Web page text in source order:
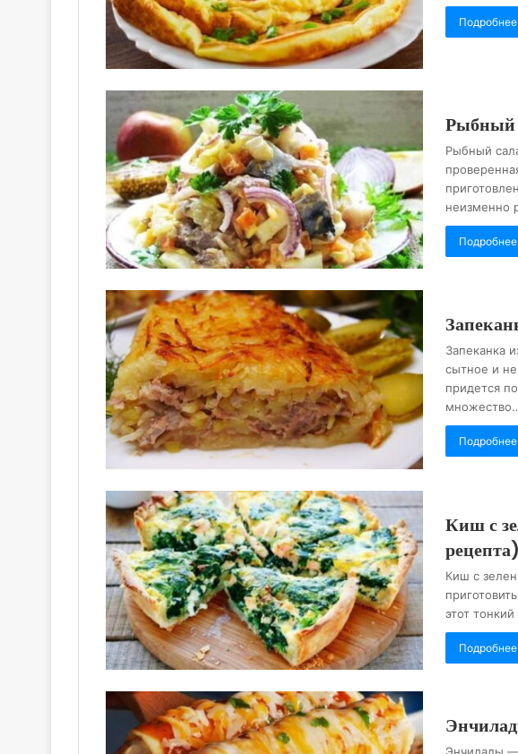
Подробнее
Рыбный
Рыбный
неизменно
Подробнее
Запеканка
сытное и
придется
Подробнее
Киш с
рецепта)
Киш с
этот
Подробнее
Энчилады —